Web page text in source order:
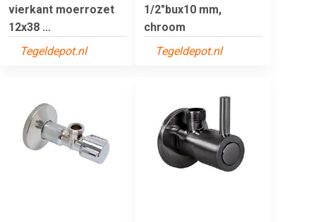
vierkant moerrozet
12x38 ...
Tegeldepot.nl
1/2"bux10 mm,
chroom
Tegeldepot.nl